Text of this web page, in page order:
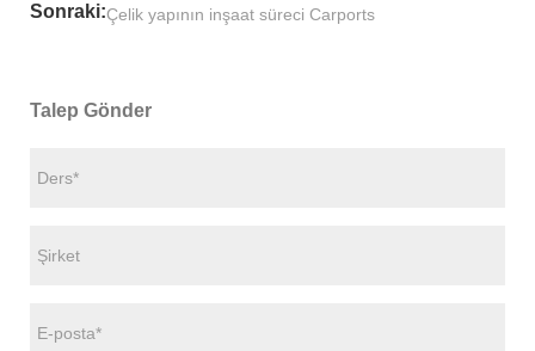
Sonraki:Çelik yapının inşaat süreci Carports
Talep Gönder